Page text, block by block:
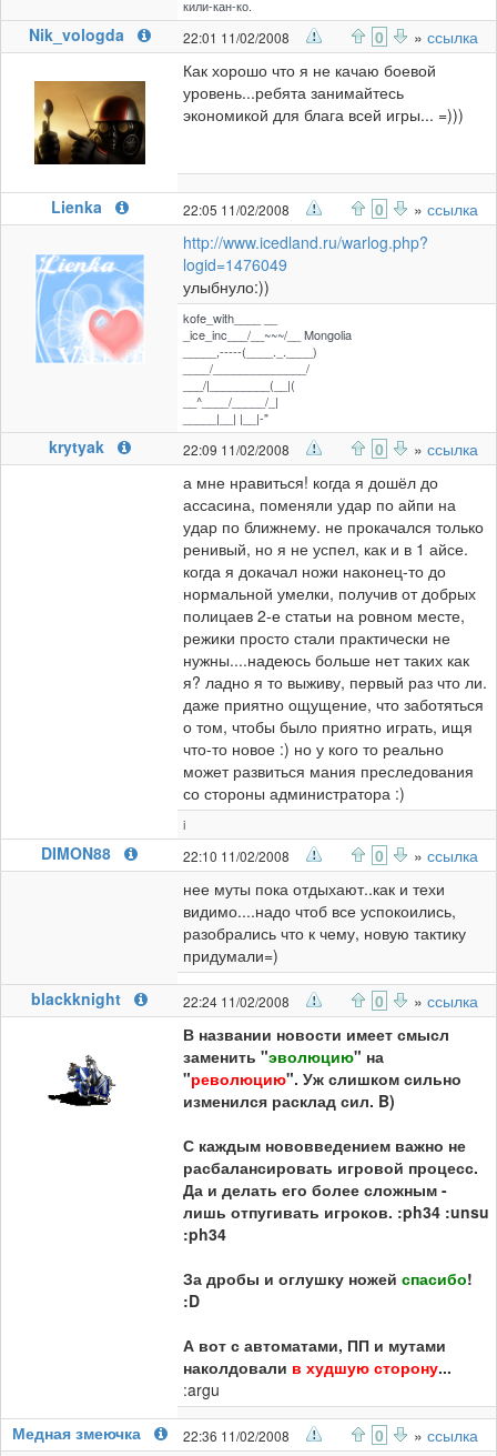
кили-кан-ко.
Nik_vologda 22:01 11/02/2008 0 » ссылка
Как хорошо что я не качаю боевой
уровень...ребята занимайтесь
экономикой для блага всей игры... =)))
Lienka 22:05 11/02/2008 0 » ссылка
http://www.icedland.ru/warlog.php?
logid=1476049
улыбнуло:))
kofe_with____ __
_ice_inc___/__~~~/__ Mongolia
_____,-----(____._.____)
____/______________/
___/|_________(__|(
__^____/_____/_|
_____|__| |__|-"
krytyak 22:09 11/02/2008 0 » ссылка
а мне нравиться! когда я дошёл до
ассасина, поменяли удар по айпи на
удар по ближнему. не прокачался только
ренивый, но я не успел, как и в 1 айсе.
когда я докачал ножи наконец-то до
нормальной умелки, получив от добрых
полицаев 2-е статьи на ровном месте,
режики просто стали практически не
нужны....надеюсь больше нет таких как
я? ладно я то выживу, первый раз что ли.
даже приятно ощущение, что заботяться
о том, чтобы было приятно играть, ищя
что-то новое :) но у кого то реально
может развиться мания преследования
со стороны администратора :)
i
DIMON88 22:10 11/02/2008 0 » ссылка
нее муты пока отдыхают..как и техи
видимо....надо чтоб все успокоились,
разобрались что к чему, новую тактику
придумали=)
blackknight
22:24 11/02/2008 0 » ссылка
В названии новости имеет смысл
заменить "эволюцию" на
"революцию". Уж слишком сильно
изменился расклад сил. B)
С каждым нововведением важно не
расбалансировать игровой процесс.
Да и делать его более сложным -
лишь отпугивать игроков. :ph34 :unsu
:ph34
За дробы и оглушку ножей спасибо!
:D
А вот с автоматами, ПП и мутами
наколдовали в худшую сторону...
:argu
Медная змеючка
22:36 11/02/2008 0 » ссылка